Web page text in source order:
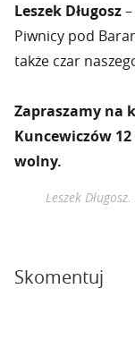
Leszek Długosz
Piwnicy pod
także czar
Zapraszamy na
Kuncewiczów
wolny.
Leszek
Skomentuj